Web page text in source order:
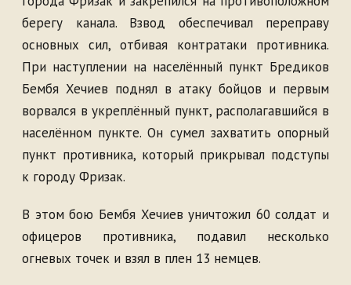
берегу канала. Взвод обеспечивал переправу
основных сил, отбивая контратаки противника.
При наступлении на населённый пункт Бредиков
Бембя Хечиев поднял в атаку бойцов и первым
ворвался в укреплённый пункт, располагавшийся в
населённом пункте. Он сумел захватить опорный
пункт противника, который прикрывал подступы
к городу Фризак.
В этом бою Бембя Хечиев уничтожил 60 солдат и
офицеров противника, подавил несколько
огневых точек и взял в плен 13 немцев.